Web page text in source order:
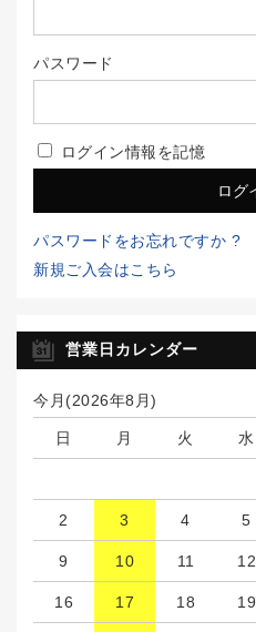
パスワード
ログイン情報を記憶
パスワードをお忘れですか ?
新規ご入会はこちら
営業日カレンダー
今月(2026年8月)
日 月 火 水
2 3 4 5
9 10 11 12
16 17 18 19